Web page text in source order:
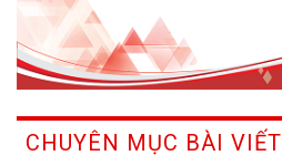
CHUYÊN MỤC BÀI VIẾT